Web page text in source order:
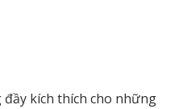
kích thích cho những